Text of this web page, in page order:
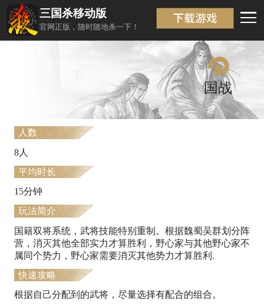
三国杀移动版
官网正版，随时随地杀一下！
返回
国战
人数
8人
平均时长
15分钟
玩法简介
国籍双将系统，武将技能特别重制。根据魏蜀吴群划分阵
营，消灭其他全部实力才算胜利，野心家与其他野心家不
属同个势力，野心家需要消灭其他势力才算胜利.
快速攻略
根据自己分配到的武将，尽量选择有配合的组合。